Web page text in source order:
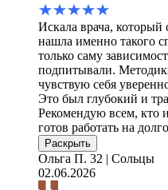
Искала врача,
нашла именно такого
только саму
подпитывали.
чувствую себя
Это был глубокий и
Рекомендую всем, кто
готов работать на
Раскрыть
Ольга П. 32 | Сольцы
02.06.2026